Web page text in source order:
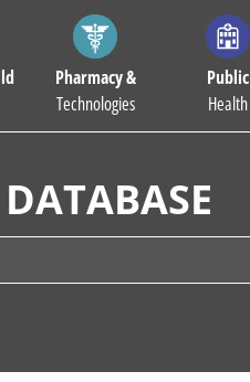
Pharmacy &
Technologies
Public
Health